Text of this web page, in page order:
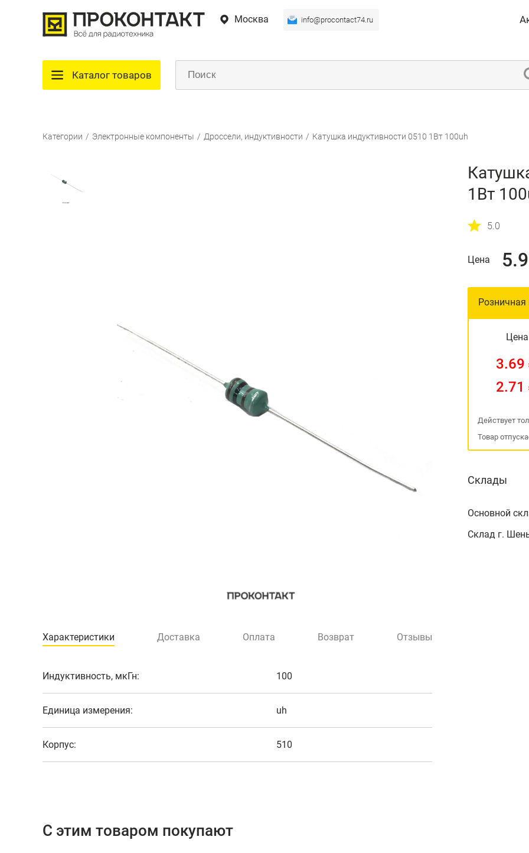
Москва info@procontact74.ru
Каталог товаров
Категории / Электронные компоненты / Дроссели, индуктивности / Катушка индуктивности 0510 1Вт 100uh
1Вт
5.0
Цена
Розничная
Цена
3.69
2.71
Действует
Товар
Склады
Основной
Склад г.
Характеристики Доставка Оплата Возврат Отзывы
Индуктивность, мкГн: 100
Единица измерения: uh
Корпус: 510
С этим товаром покупают